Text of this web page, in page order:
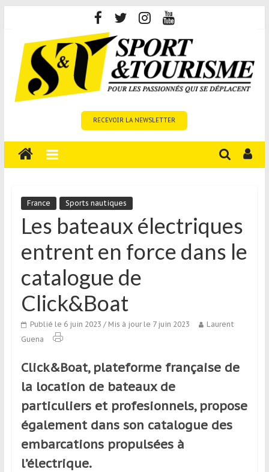
content
Tourisme
est
média
sur
tourisme
sportif
qui
aux
voyageurs
ponctuels
réguliers,
passionnés
ou
simples
spectateurs
de
sport,
RECEVOIR LA NEWSLETTER
France Sports nautiques
Les bateaux électriques
entrent en force dans le
catalogue de
Click&Boat
Publié le 6 juin 2023 / Mis à jour le 7 juin 2023
Laurent
Guena
Click&Boat, plateforme française de
la location de bateaux de
particuliers et profesionnels, propose
également dans son catalogue des
embarcations propulsées à
l’électrique.